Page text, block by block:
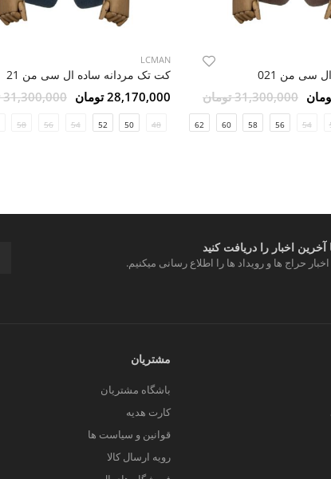
سی من 021
31,300,000 تومان
54
56
58
60
62
LCMAN
کت تک مردانه ساده ال سی من 21
28,170,000 تومان 31,300,000 تومان
48
50
52
54
56
58
اخبار را دریافت کنید
حراج ها و رویداد ها را اطلاع رسانی میکنیم.
مشتریان
باشگاه مشتریان
کارت هدیه
قوانین و سیاست ها
رویه ارسال کالا